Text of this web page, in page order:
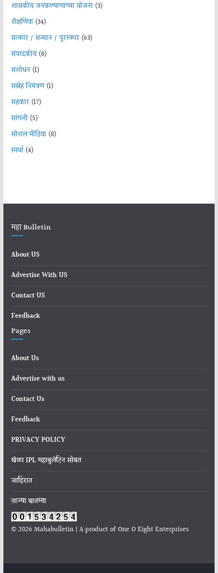
शासकीय जनकल्याणाच्या योजना(3)
शैक्षणिक(34)
सत्कार / सन्मान / पुरस्कार(63)
संपादकीय(8)
संशोधन(1)
सस्नेह निमंत्रण(1)
सहकार(17)
सांगली(5)
सोशल मीडिया(8)
स्पर्धा(4)
महा Bulletin
About US
Advertise With US
Contact US
Feedback
Pages
About Us
Advertise with us
Contact Us
Feedback
PRIVACY POLICY
खेळा IPL महाबुलेटिन सोबत
जाहिरात
ताज्या बातम्या
© 2026 Mahabulletin | A product of One O Eight Enterprises